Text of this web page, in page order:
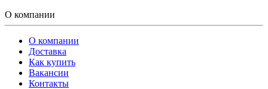
О компании
О компании
Доставка
Как купить
Вакансии
Контакты